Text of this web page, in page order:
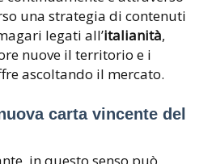
una strategia di contenuti
legati all’italianità,
nuove il territorio e i
ascoltando il mercato.
carta vincente del